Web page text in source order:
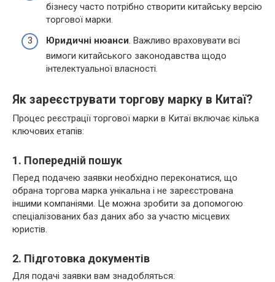
бізнесу часто потрібно створити китайську версію
торгової марки.
Юридичні нюанси. Важливо враховувати всі
вимоги китайського законодавства щодо
інтелектуальної власності.
Як зареєструвати торгову марку в Китаї?
Процес реєстрації торгової марки в Китаї включає кілька
ключових етапів:
1. Попередній пошук
Перед подачею заявки необхідно переконатися, що
обрана торгова марка унікальна і не зареєстрована
іншими компаніями. Це можна зробити за допомогою
спеціалізованих баз даних або за участю місцевих
юристів.
2. Підготовка документів
Для подачі заявки вам знадобляться: